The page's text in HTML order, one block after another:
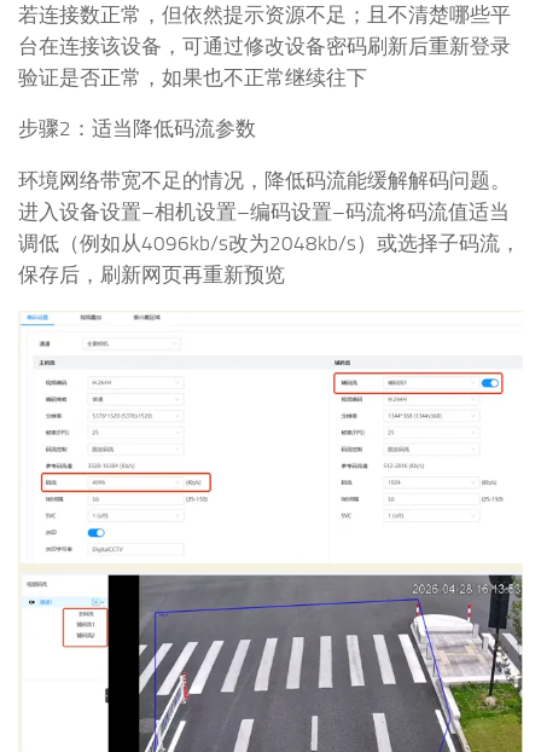
若连接数正常，但依然提示资源不足；且不清楚哪些平
台在连接该设备，可通过修改设备密码刷新后重新登录
验证是否正常，如果也不正常继续往下
步骤2：适当降低码流参数
环境网络带宽不足的情况，降低码流能缓解解码问题。
进入设备设置–相机设置–编码设置–码流将码流值适当
调低（例如从4096kb/s改为2048kb/s）或选择子码流，
保存后，刷新网页再重新预览